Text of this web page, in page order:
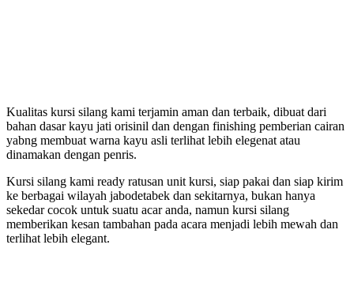
Kualitas kursi silang kami terjamin aman dan terbaik, dibuat dari
bahan dasar kayu jati orisinil dan dengan finishing pemberian cairan
yabng membuat warna kayu asli terlihat lebih elegenat atau
dinamakan dengan penris.
Kursi silang kami ready ratusan unit kursi, siap pakai dan siap kirim
ke berbagai wilayah jabodetabek dan sekitarnya, bukan hanya
sekedar cocok untuk suatu acar anda, namun kursi silang
memberikan kesan tambahan pada acara menjadi lebih mewah dan
terlihat lebih elegant.